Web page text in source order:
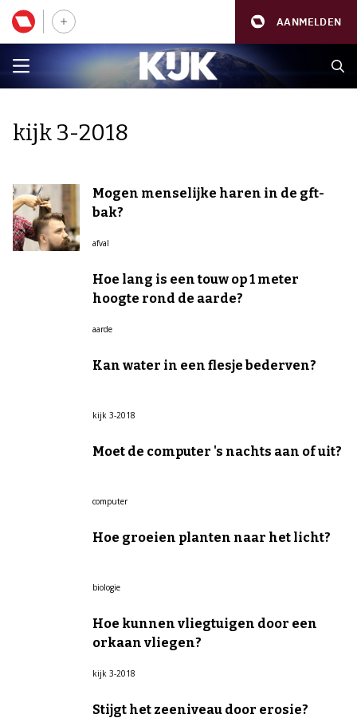
AANMELDEN
kijk 3-2018
Mogen menselijke haren in de gft-
bak?
afval
Hoe lang is een touw op 1 meter
hoogte rond de aarde?
aarde
Kan water in een flesje bederven?
kijk 3-2018
Moet de computer 's nachts aan of uit?
computer
Hoe groeien planten naar het licht?
biologie
Hoe kunnen vliegtuigen door een
orkaan vliegen?
kijk 3-2018
Stijgt het zeeniveau door erosie?